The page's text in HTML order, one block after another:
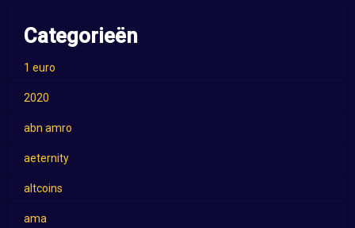
Categorieën
1 euro
2020
abn amro
aeternity
altcoins
ama